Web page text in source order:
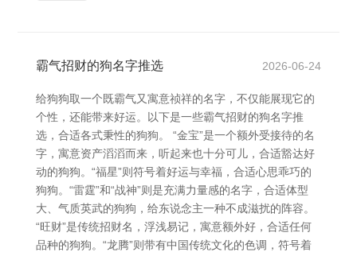
霸气招财的狗名字推选 2026-06-24
给狗狗取一个既霸气又寓意祯祥的名字，不仅能展现它的
个性，还能带来好运。以下是一些霸气招财的狗名字推
选，合适各式秉性的狗狗。 “金宝”是一个额外受接待的名
字，寓意资产滔滔而来，听起来也十分可儿，合适豁达好
动的狗狗。“福星”则符号着好运与幸福，合适心思乖巧的
狗狗。“雷霆”和“战神”则是充满力量感的名字，合适体型
大、气质英武的狗狗，给东说念主一种不成滋扰的阵容。
“旺财”是传统招财名，浮浅易记，寓意额外好，合适任何
品种的狗狗。“龙腾”则带有中国传统文化的色调，符号着